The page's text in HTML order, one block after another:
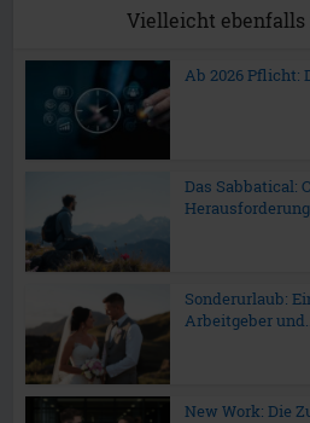
Vielleicht
Ab 2026 Pflicht:
Das Sabbatical:
Sonderurlaub:
Arbeitgeber
New Work: Die